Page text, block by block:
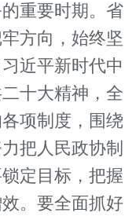
重要时期。省
方向，始终坚
近平新时代中
十大精神，全
项制度，围绕
把人民政协制
定目标，把握
。要全面抓好